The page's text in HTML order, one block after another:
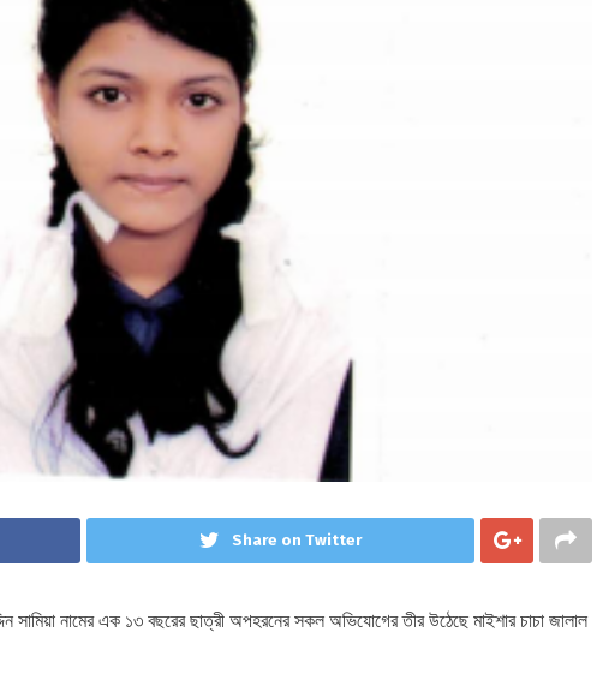
Share on Twitter
সামিয়া নামের এক ১৩ বছরের ছাত্রী অপহরনের সকল অভিযোগের তীর উঠেছে মাইশার চাচা জালাল